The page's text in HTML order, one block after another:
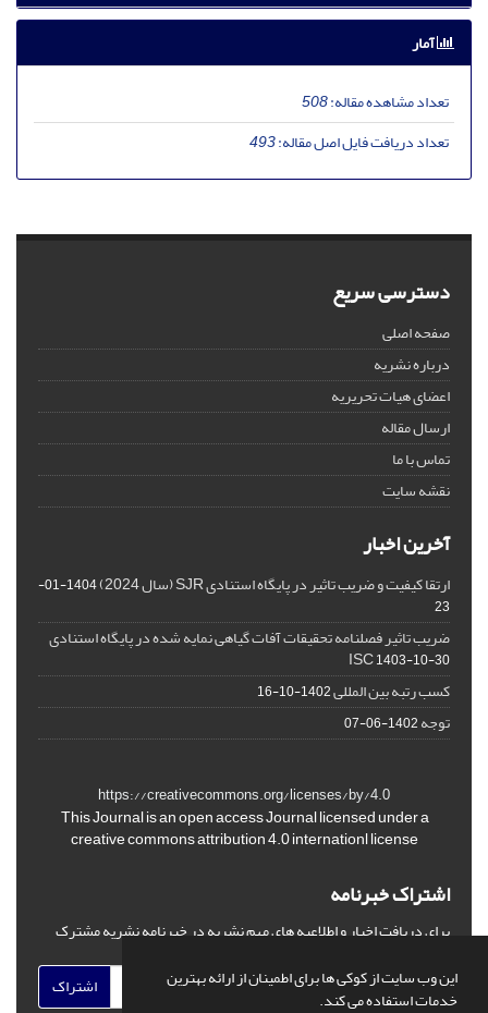
این وب سایت از کوکی ها برای اطمینان از ارائه بهترین
خدمات استفاده می کند.
آمار
تعداد مشاهده مقاله:508
تعداد دریافت فایل اصل مقاله:493
دسترسی سریع
صفحه اصلی
درباره نشریه
اعضای هیات تحریریه
ارسال مقاله
تماس با ما
نقشه سایت
آخرین اخبار
ارتقا کیفیت و ضریب تاثیر در پایگاه استنادی SJR (سال 2024)
1404-01-
23
ضریب تاثیر فصلنامه تحقیقات آفات گیاهی نمایه شده در پایگاه استنادی
ISC1403-10-30
کسب رتبه بین المللی1402-10-16
توجه1402-06-07
https://creativecommons.org/licenses/by/4.0
This Journal is an open access Journal licensed under a
creative commons attribution 4.0 internationl license
اشتراک خبرنامه
برای دریافت اخبار و اطلاعیه های مهم نشریه در خبرنامه نشریه مشترک
اشتراک